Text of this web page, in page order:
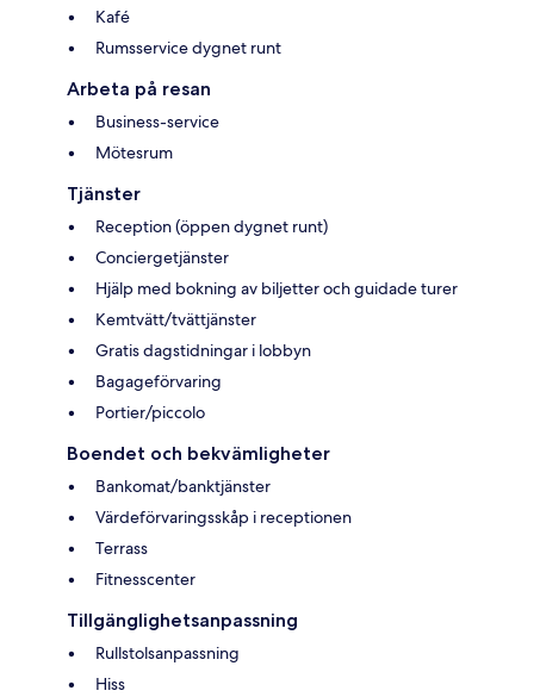
Kafé
Rumsservice dygnet runt
Arbeta på resan
Business-service
Mötesrum
Tjänster
Reception (öppen dygnet runt)
Conciergetjänster
Hjälp med bokning av biljetter och guidade turer
Kemtvätt/tvättjänster
Gratis dagstidningar i lobbyn
Bagageförvaring
Portier/piccolo
Boendet och bekvämligheter
Bankomat/banktjänster
Värdeförvaringsskåp i receptionen
Terrass
Fitnesscenter
Tillgänglighetsanpassning
Rullstolsanpassning
Hiss